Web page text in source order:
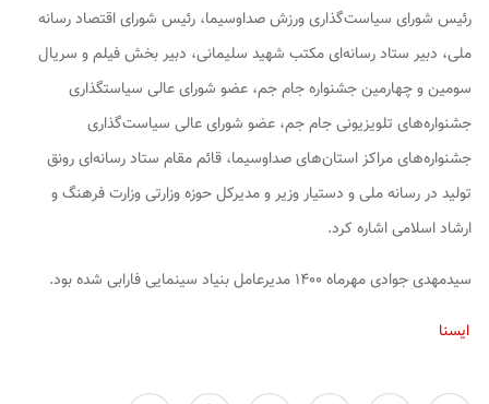
رئیس شورای سیاست‌گذاری ورزش صداوسیما، رئیس شورای اقتصاد رسانه
ملی، دبیر ستاد رسانه‌ای مکتب شهید سلیمانی، دبیر بخش فیلم و سریال
سومین و چهارمین جشنواره جام جم، عضو شورای عالی سیاستگذاری
جشنواره‌های تلویزیونی جام جم، عضو شورای عالی سیاست‌گذاری
جشنواره‌های مراکز استان‌های صداوسیما، قائم مقام ستاد رسانه‌ای رونق
تولید در رسانه ملی و دستیار وزیر و مدیرکل حوزه وزارتی وزارت فرهنگ و
ارشاد اسلامی اشاره کرد.
سیدمهدی جوادی مهرماه ۱۴۰۰ مدیرعامل بنیاد سینمایی فارابی شده بود.
ایسنا